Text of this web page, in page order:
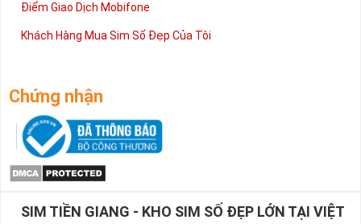
Điểm Giao Dịch Mobifone
Khách Hàng Mua Sim Số Đẹp Của Tôi
Chứng nhận
SIM TIỀN GIANG - KHO SIM SỐ ĐẸP LỚN TẠI VIỆT